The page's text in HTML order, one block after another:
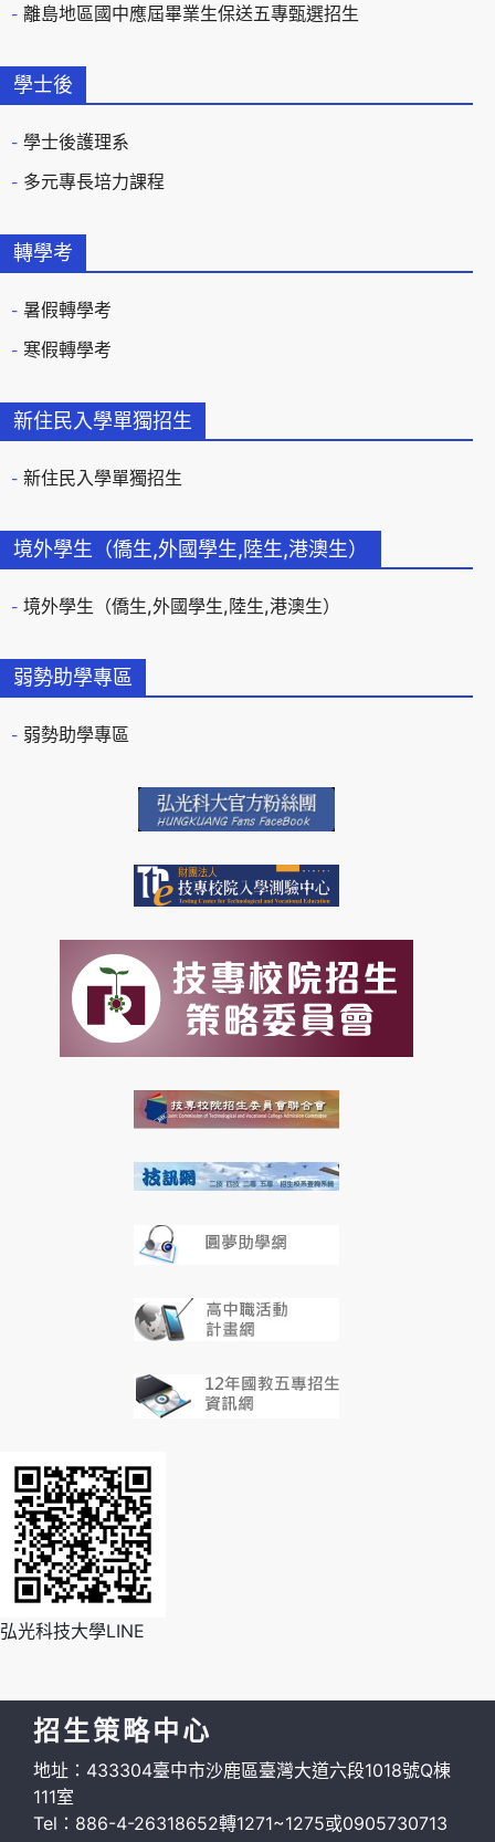
離島地區國中應屆畢業生保送五專甄選招生
學士後
學士後護理系
多元專長培力課程
轉學考
暑假轉學考
寒假轉學考
新住民入學單獨招生
新住民入學單獨招生
境外學生（僑生,外國學生,陸生,港澳生）
境外學生（僑生,外國學生,陸生,港澳生）
弱勢助學專區
弱勢助學專區
弘光科技大學LINE
招生策略中心
地址：433304臺中市沙鹿區臺灣大道六段1018號Q棟
111室
Tel：886-4-26318652轉1271~1275或0905730713